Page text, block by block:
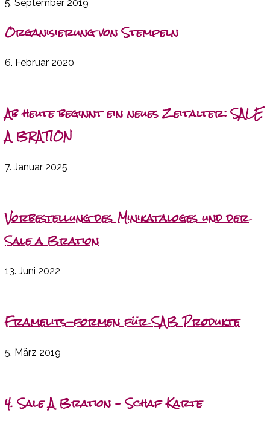
5. September 2019
Organisierung von Stempeln
6. Februar 2020
Ab heute beginnt ein neues Zeitalter: SALE
A BRATION
7. Januar 2025
Vorbestellung des Minikataloges und der
Sale a Bration
13. Juni 2022
Framelits-formen für SAB Produkte
5. März 2019
4. Sale A Bration – Schaf Karte